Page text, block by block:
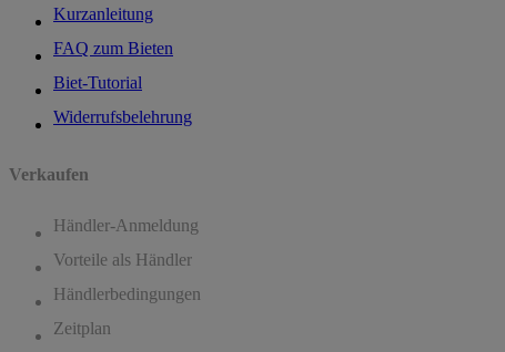
Kurzanleitung
FAQ zum Bieten
Biet-Tutorial
Widerrufsbelehrung
Verkaufen
Händler-Anmeldung
Vorteile als Händler
Händlerbedingungen
Zeitplan